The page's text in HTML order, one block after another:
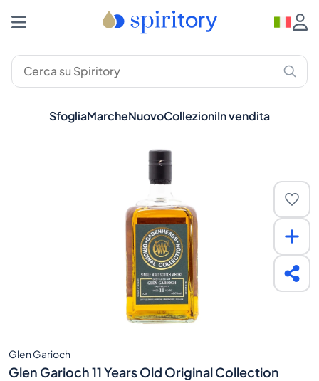
SfogliaMarcheNuovoCollezioniIn vendita
Glen Garioch
Glen Garioch 11 Years Old Original Collection